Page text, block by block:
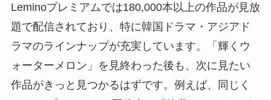
Leminoプレミアムでは180,000本以上の作品が見放
題で配信されており、特に韓国ドラマ・アジアド
ラマのラインナップが充実しています。「輝くウ
ォーターメロン」を見終わった後も、次に見たい
作品がきっと見つかるはずです。例えば、同じく